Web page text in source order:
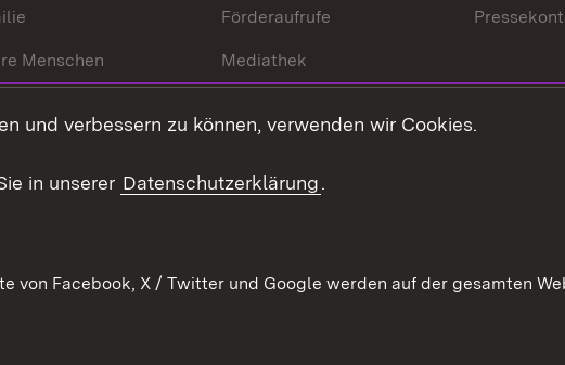
Menschen
Förderaufrufe
Mediathek
und verbessern zu können, verwenden wir Cookies.
in unserer Datenschutzerklärung.
von Facebook, X / Twitter und Google werden auf der gesamten